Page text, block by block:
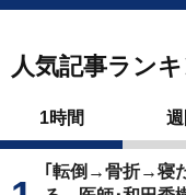
人気記事ラン
1時間 週
｢転倒→骨折→寝